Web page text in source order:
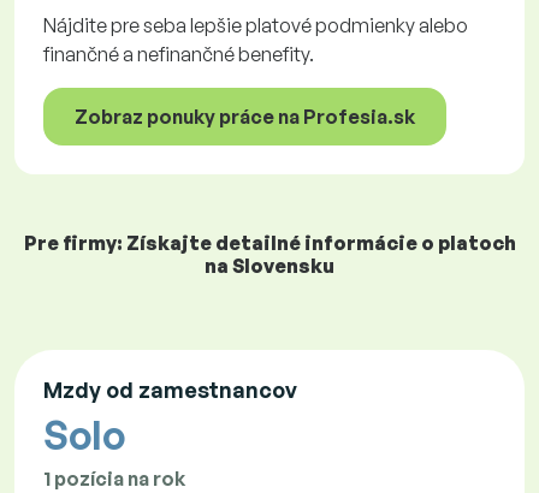
Nájdite pre seba lepšie platové podmienky alebo
finančné a nefinančné benefity.
Zobraz ponuky práce na Profesia.sk
Pre firmy: Získajte detailné informácie o platoch
na Slovensku
Mzdy od zamestnancov
Solo
1 pozícia na rok